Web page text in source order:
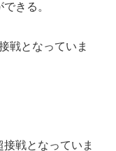
きる。
戦となっていま
戦となっていま